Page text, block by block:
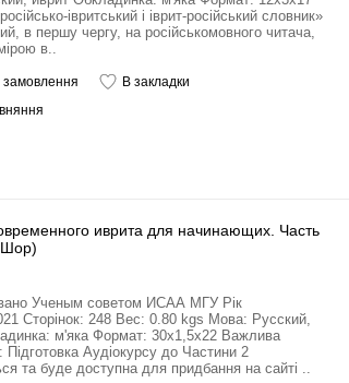
івритський і іврит-російський словник»
в першу чергу, на російськомовного читача,
в..
В закладки
иврита для начинающих. Часть
Шор)
Ученым советом ИСАА МГУ Рік
Сторінок: 248 Вес: 0.80 kgs Мова: Русский,
м'яка Формат: 30x1,5x22 Важлива
Підготовка Аудіокурсу до Частини 2
та буде доступна для придбання на сайті ..